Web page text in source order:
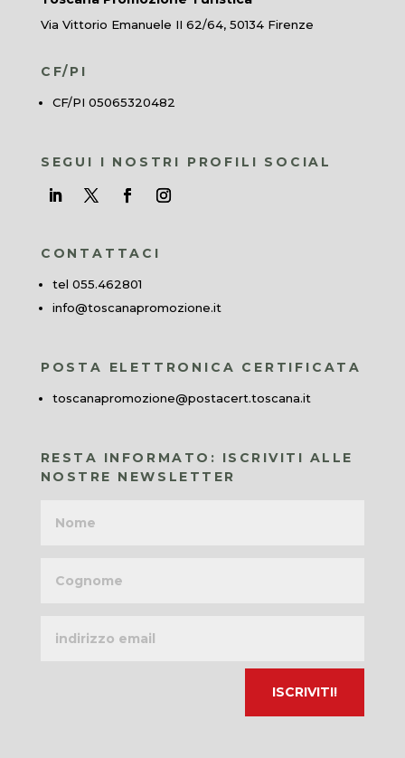
Via Vittorio Emanuele II 62/64, 50134 Firenze
CF/PI
CF/PI 05065320482
SEGUI I NOSTRI PROFILI SOCIAL
CONTATTACI
tel 055.462801
info@toscanapromozione.it
POSTA ELETTRONICA CERTIFICATA
toscanapromozione@postacert.toscana.it
RESTA INFORMATO: ISCRIVITI ALLE
NOSTRE NEWSLETTER
email